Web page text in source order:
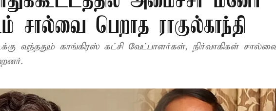
சால்வை பெறாத ராகுல்காந்தி
வந்ததும் காங்கிரஸ் கட்சி வேட்பாளர்கள், நிர்வாகிகள்